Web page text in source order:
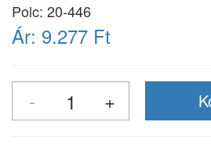
Polc: 20-446
Ár: 9.277 Ft